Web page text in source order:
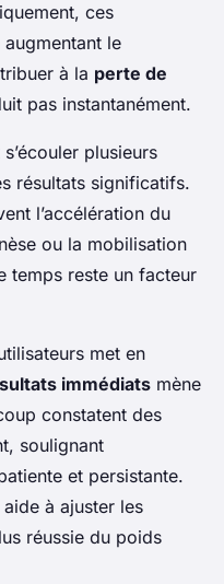
ces
le
à la perte de
pas instantanément.
plusieurs
résultats significatifs.
l’accélération du
ou la mobilisation
temps reste un facteur
met en
immédiats mène
constatent des
soulignant
et persistante.
à ajuster les
réussie du poids